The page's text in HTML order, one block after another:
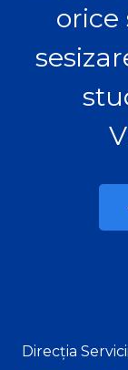
orice
Direcția